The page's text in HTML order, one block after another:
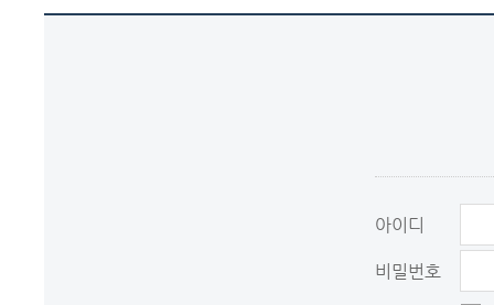
아이디
비밀번호